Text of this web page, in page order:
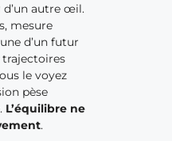
autre œil.
mesure
d’un futur
le voyez
pèse
L’équilibre ne
.